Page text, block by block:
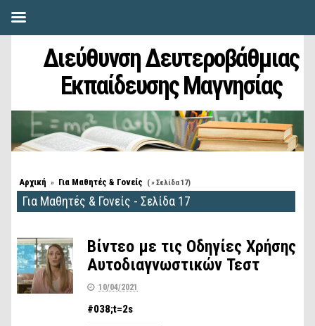
Διεύθυνση Δευτεροβάθμιας
Εκπαίδευσης Μαγνησίας
Αρχική » Για Μαθητές & Γονείς ( » Σελίδα 17)
Για Μαθητές & Γονείς - Σελίδα 17
Βίντεο με τις Οδηγίες Χρήσης
Αυτοδιαγνωστικών Τεστ
10/04/2021
#038;t=2s